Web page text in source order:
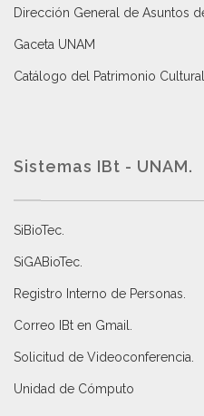
Dirección General de Asuntos
Gaceta UNAM
Catálogo del Patrimonio
Sistemas IBt - UNAM.
SiBioTec.
SiGABioTec.
Registro Interno de Personas.
Correo IBt en Gmail.
Solicitud de Videoconferencia.
Unidad de Cómputo